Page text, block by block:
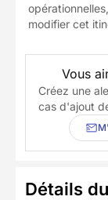
modifier cet
Vous
Créez une
cas d'ajout
Détails